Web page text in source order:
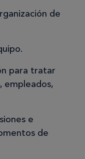
de
para tratar
empleados,
e
de